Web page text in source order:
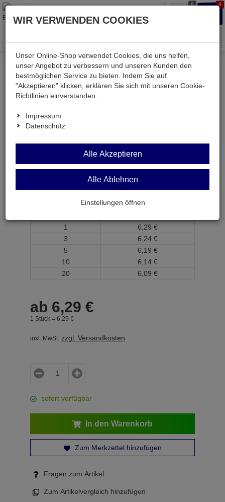
0 0
Menü
Weiter einkaufen Kessler electronic
Bauteile aktiv
AD8055ARZ
AD8055ARZ
Verstärker mit Spannungs-Rückkopplung 300MHz
1
6, 29 €
3
6, 24 €
5
6, 19 €
10
6, 14 €
20
6, 09 €
ab 6,29 €
1 Stück = 6, 29 €
inkl. MwSt. zzgl. Versandkosten
sofort verfügbar
In den Warenkorb
Zum Merkzettel hinzufügen
Fragen zum Artikel
Zum Artikelvergleich hinzufügen
WIR VERWENDEN COOKIES
Unser Online-Shop verwendet Cookies, die uns helfen,
unser Angebot zu verbessern und unseren Kunden den
bestmöglichen Service zu bieten. Indem Sie auf
"Akzeptieren" klicken, erklären Sie sich mit unseren Cookie-
Richtlinien einverstanden.
Impressum
Datenschutz
Alle Akzeptieren
Alle Ablehnen
Einstellungen öffnen